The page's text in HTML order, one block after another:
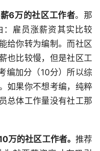
6万的社区工作者。那
：雇员涨薪资其实比较
给你转为编制。而社区
也比较慢，但是社区工
编加分（10分）所以综
如果你不想考编，纯粹
总体工作量没有社工那
万的社区工作者。 推荐